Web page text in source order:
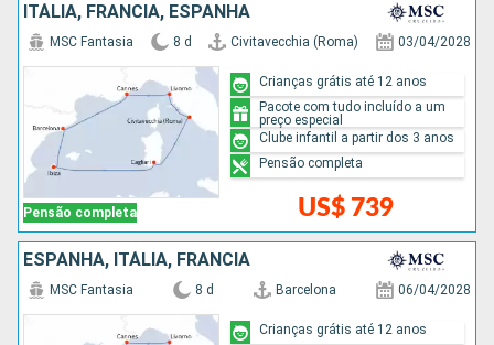
ITÁLIA, FRANCIA, ESPANHA
Pensão completa
MSC Fantasia 8 d Civitavecchia (Roma) 03/04/2028
US$ 739
Crianças grátis até 12 anos
Pacote com tudo incluído a um
preço especial
Clube infantil a partir dos 3 anos
Pensão completa
ESPANHA, ITÁLIA, FRANCIA
MSC Fantasia 8 d Barcelona 06/04/2028
Crianças grátis até 12 anos